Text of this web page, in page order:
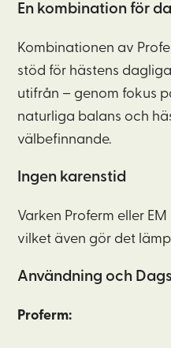
En kombination för
Kombinationen av
stöd för hästens
utifrån – genom fokus
naturliga balans och
välbefinnande.
Ingen karenstid
Varken Proferm eller EM
vilket även gör det
Användning och
Proferm: